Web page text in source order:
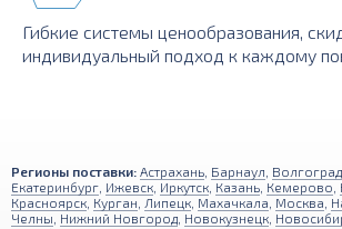
Гибкие системы ценообразования,
индивидуальный подход к каждому
Регионы поставки: Астрахань Барнаул Волгоград
Екатеринбург Ижевск Иркутск Казань Кемерово
Красноярск Курган Липецк Махачкала Москва
Челны Нижний Новгород Новокузнецк